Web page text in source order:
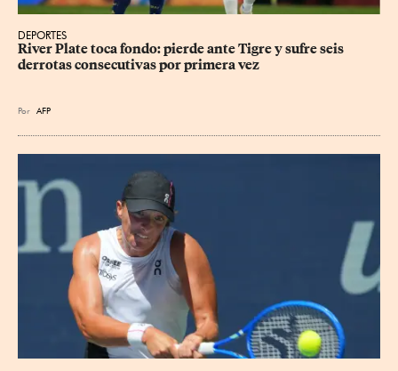
DEPORTES
River Plate toca fondo: pierde ante Tigre y sufre seis
derrotas consecutivas por primera vez
Por AFP